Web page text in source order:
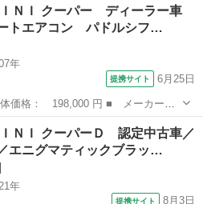
ールランプ・バックカメラ・Ｂｌｕ
ＩＮＩ クーパー ディーラー車
トエアコン パドルシフ…
年
提携サイト 6月25日
ＮＩ ■ グレード名： クーパ
トエアコン パドルシフト スモー
ＮＩ クーパーＤ 認定中古車／
エニグマティックブラッ…
年
提携サイト 8月3日